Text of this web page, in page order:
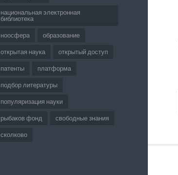
национальная электронная
библиотека
ноосфера образование
открытая наука открытый доступ
патенты платформа
подбор литературы
популяризация науки
рыбаков фонд свободные знания
сколково